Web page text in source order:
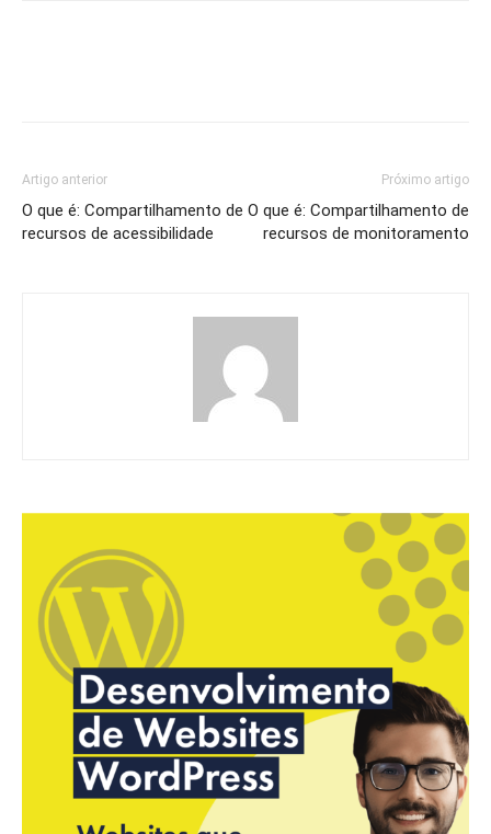
Artigo anterior
O que é: Compartilhamento de
recursos de acessibilidade
Próximo artigo
O que é: Compartilhamento de
recursos de monitoramento